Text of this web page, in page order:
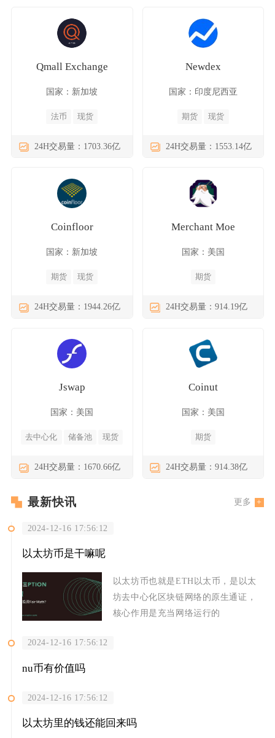
Qmall Exchange
国家：新加坡
法币 现货
24H交易量：1703.36亿
Newdex
国家：印度尼西亚
期货 现货
24H交易量：1553.14亿
Coinfloor
国家：新加坡
期货 现货
24H交易量：1944.26亿
Merchant Moe
国家：美国
期货
24H交易量：914.19亿
Jswap
国家：美国
去中心化 储备池 现货
24H交易量：1670.66亿
Coinut
国家：美国
期货
24H交易量：914.38亿
最新快讯 更多
2024-12-16 17:56:12
以太坊币是干嘛呢
以太坊币也就是ETH以太币，是以太
坊去中心化区块链网络的原生通证，
核心作用是充当网络运行的
2024-12-16 17:56:12
nu币有价值吗
2024-12-16 17:56:12
以太坊里的钱还能回来吗